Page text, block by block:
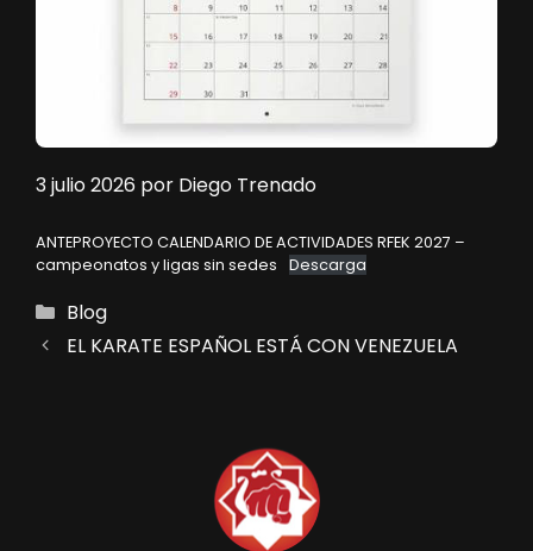
3 julio 2026 por Diego Trenado
ANTEPROYECTO CALENDARIO DE ACTIVIDADES RFEK 2027 –
campeonatos y ligas sin sedes
Descarga
Categorías
Blog
EL KARATE ESPAÑOL ESTÁ CON VENEZUELA